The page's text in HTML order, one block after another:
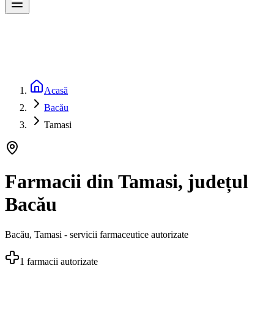
Acasă
Bacău
Tamasi
Farmacii din Tamasi, județul
Bacău
Bacău, Tamasi - servicii farmaceutice autorizate
1 farmacii autorizate